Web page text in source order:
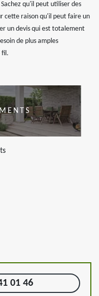
qu'il peut utiliser des
cette raison qu'il peut faire un
un devis qui est totalement
de plus amples
fil.
01 46